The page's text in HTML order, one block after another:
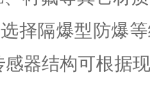
选择隔爆型防爆
器结构可根据